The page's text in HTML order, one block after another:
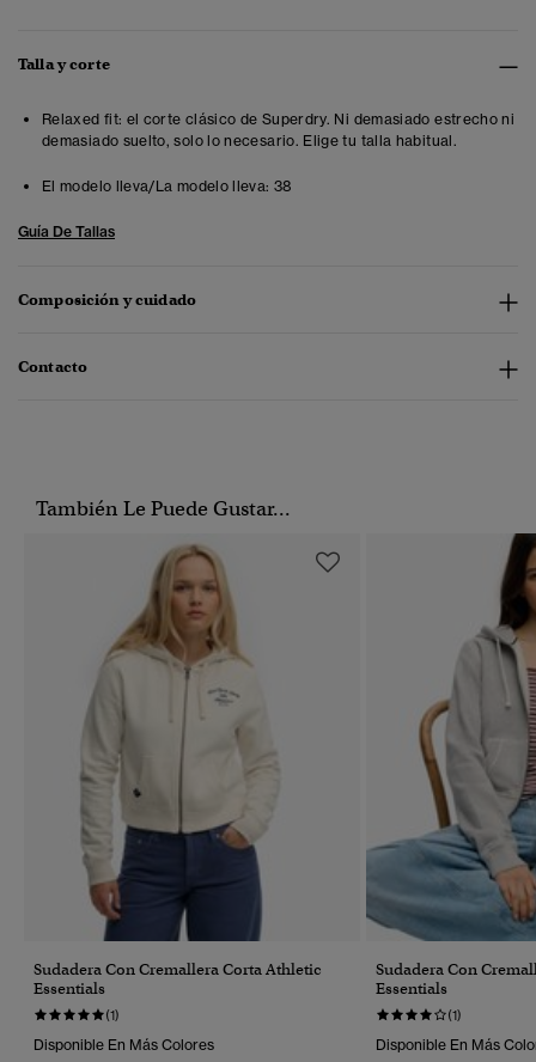
Talla y corte
Relaxed fit: el corte clásico de Superdry. Ni demasiado estrecho ni
demasiado suelto, solo lo necesario. Elige tu talla habitual.
El modelo lleva/La modelo lleva: 38
Guía De Tallas
Composición y cuidado
Contacto
También Le Puede Gustar...
Sudadera Con Cremallera Corta Athletic
Essentials
(1)
Disponible En Más Colores
Sudadera Con
Essentials
(1)
Disponible En Más